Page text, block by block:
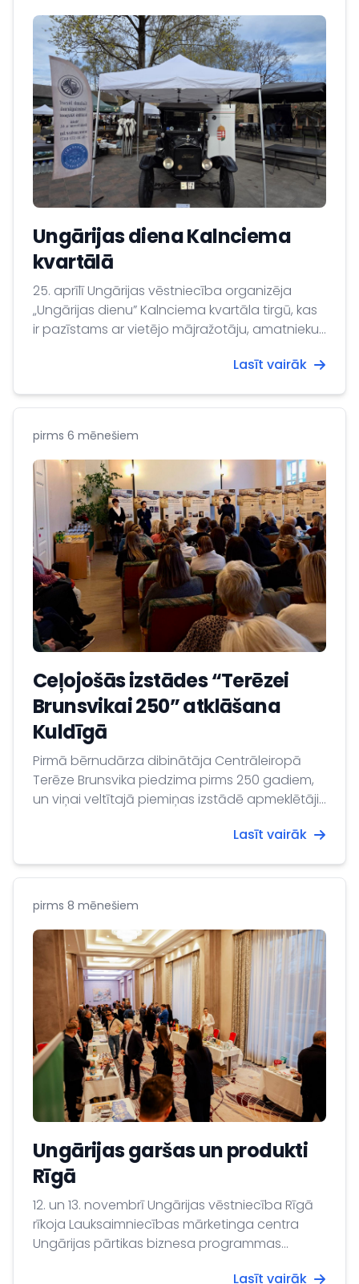
Ungārijas diena Kalnciema
kvartālā
25. aprīlī Ungārijas vēstniecība organizēja
„Ungārijas dienu” Kalnciema kvartāla tirgū, kas
ir pazīstams ar vietējo mājražotāju, amatnieku
Lasīt vairāk
pirms 6 mēnešiem
Ceļojošās izstādes “Terēzei
Brunsvikai 250” atklāšana
Kuldīgā
Pirmā bērnudārza dibinātāja Centrāleiropā
Terēze Brunsvika piedzima pirms 250 gadiem,
un viņai veltītajā piemiņas izstādē apmeklētāji
pedagoģisko misiju, pašaizliedzīgo darbu un
Lasīt vairāk
pirms 8 mēnešiem
Ungārijas garšas un produkti
Rīgā
12. un 13. novembrī Ungārijas vēstniecība Rīgā
rīkoja Lauksaimniecības mārketinga centra
Ungārijas pārtikas biznesa programmas
Lasīt vairāk